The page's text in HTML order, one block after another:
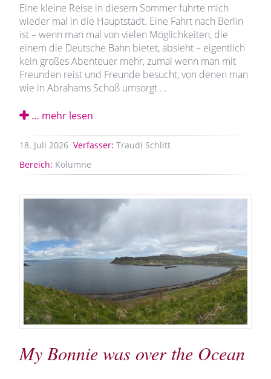
Eine kleine Reise in diesem Sommer führte mich
wieder mal in die Hauptstadt. Eine Fahrt nach Berlin
ist – wenn man mal von vielen Möglichkeiten, die
einem die Deutsche Bahn bietet, absieht – eigentlich
kein großes Abenteuer mehr, zumal wenn man mit
Freunden reist und Freunde besucht, von denen man
wie in Abrahams Schoß umsorgt …
… mehr lesen
18. Juli 2026 Verfasser: Traudi Schlitt
Bereich: Kolumne
My Bonnie was over the Ocean